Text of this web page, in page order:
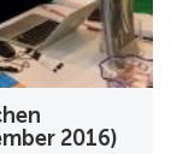
2016)